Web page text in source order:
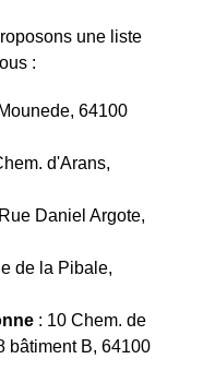
une liste
:
64100
d'Arans,
Daniel Argote,
de la Pibale,
: 10 Chem. de
bâtiment B, 64100